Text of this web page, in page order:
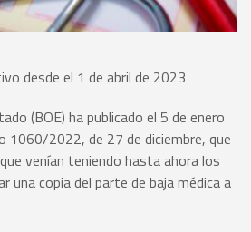
desde el 1 de abril de 2023
(BOE) ha publicado el 5 de enero
1060/2022, de 27 de diciembre, que
venían teniendo hasta ahora los
una copia del parte de baja médica a